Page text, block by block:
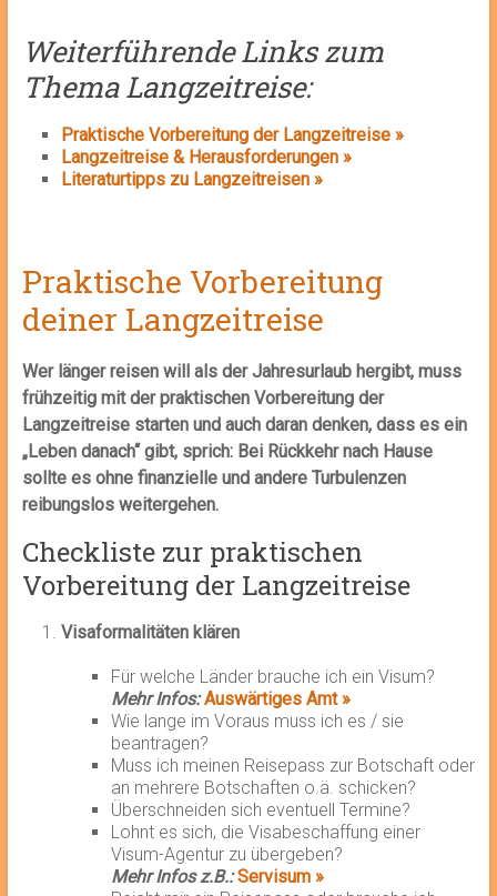
Weiterführende Links zum
Thema Langzeitreise:
Praktische Vorbereitung der Langzeitreise »
Langzeitreise & Herausforderungen »
Literaturtipps zu Langzeitreisen »
Praktische Vorbereitung
deiner Langzeitreise
Wer länger reisen will als der Jahresurlaub hergibt, muss
frühzeitig mit der praktischen Vorbereitung der
Langzeitreise starten und auch daran denken, dass es ein
„Leben danach“ gibt, sprich: Bei Rückkehr nach Hause
sollte es ohne finanzielle und andere Turbulenzen
reibungslos weitergehen.
Checkliste zur praktischen
Vorbereitung der Langzeitreise
Visaformalitäten klären
Für welche Länder brauche ich ein Visum?
Mehr Infos: Auswärtiges Amt »
Wie lange im Voraus muss ich es / sie
beantragen?
Muss ich meinen Reisepass zur Botschaft oder
an mehrere Botschaften o.ä. schicken?
Überschneiden sich eventuell Termine?
Lohnt es sich, die Visabeschaffung einer
Visum-Agentur zu übergeben?
Mehr Infos z.B.: Servisum »